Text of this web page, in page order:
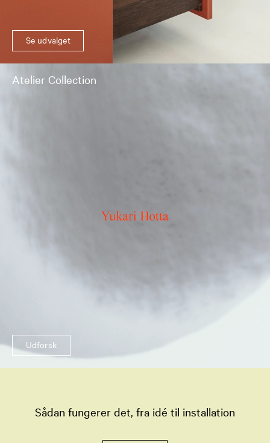
Se udvalget
Atelier Collection
Udforsk
Sådan fungerer det, fra idé til installation